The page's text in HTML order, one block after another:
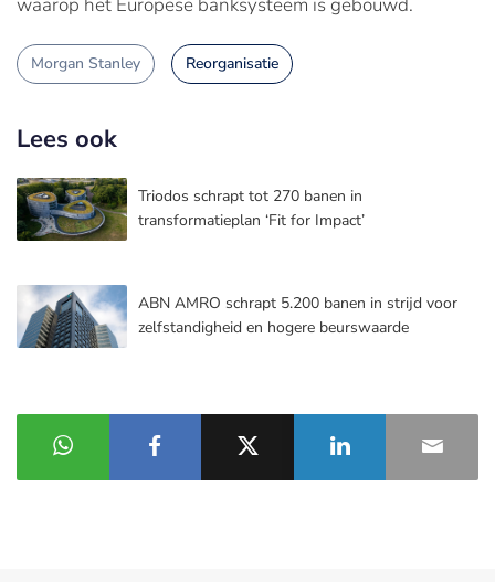
Morgan Stanley Reorganisatie
Lees ook
Triodos schrapt tot 270 banen in
transformatieplan ‘Fit for Impact’
ABN AMRO schrapt 5.200 banen in strijd voor
zelfstandigheid en hogere beurswaarde